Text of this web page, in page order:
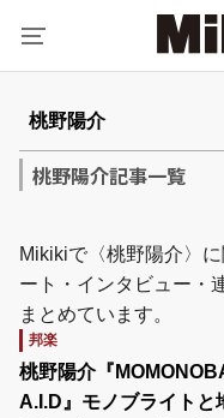
桃野陽介記事一覧
Mikikiで〈桃野陽介〉
ート・インタビュー・
まとめています。
邦楽
桃野陽介『
A.I.D』モノブライトと